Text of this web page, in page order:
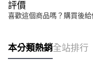
評價
喜歡這個商品嗎？購買後
本分類熱銷全站排行